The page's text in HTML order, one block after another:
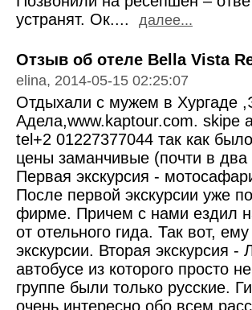
устранят. Ок.... далее...
Отзыв об отеле Bella Vista
elina, 2014-05-15 02:25:07
Отдыхали с мужем в Хургаде
Адела,www.kaptour.com. skipe
tel+2 01227377044 так как
цены заманчивые (почти в
Первая экскурсия -
После первой экскурсии уже
фирме. Причем с нами ездил
от отельного гида. Так вот,
экскурсии. Вторая экскурсия
автобусе из которого просто
группе были только русские.
очень интересно обо всем